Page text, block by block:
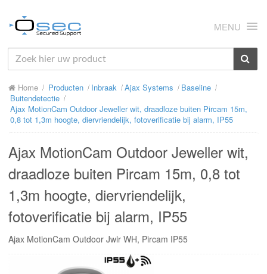
MENU
HOME
OVER ONS
NIEUWS
SUPPORT
RMA
MIJN OSEC
CONTACT
INLOGGEN
Home Producten Inbraak Ajax Systems
Baseline
Buitendetectie
Ajax MotionCam Outdoor Jeweller wit, draadloze buiten Pircam 15m,
0,8 tot 1,3m hoogte, diervriendelijk, fotoverificatie bij alarm, IP55
Ajax MotionCam Outdoor Jeweller wit,
draadloze buiten Pircam 15m, 0,8 tot
1,3m hoogte, diervriendelijk,
fotoverificatie bij alarm, IP55
Ajax MotionCam Outdoor Jwlr WH, Pircam IP55